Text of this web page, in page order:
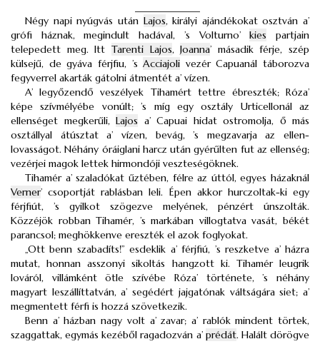
Négy napi nyúgvás után Lajos, királyi ajándékokat osztván a’
grófi háznak, megindult hadával, ’s Volturno’kies partjain
telepedett meg. Itt Tarenti Lajos,Joanna’ másadik férje, szép
külsejű, de gyáva férjfiu, ’sAcciajoli vezér Capuanál táborozva
fegyverrel akarták gátolni átmentét a’ vízen.
A’ legyőzendő veszélyek Tihamért tettre ébreszték; Róza’
képe szívmélyébe vonúlt; ’s míg egy osztály Urticellonál az
ellenséget megkerűli, Lajos a’ Capuai hidat ostromolja, ő más
osztállyal átúsztat a’ vízen, bevág, ’s megzavarja az ellen-
lovasságot. Néhány óráiglani harcz után gyérűlten fut az ellenség;
vezérjei magok lettek hirmondóji veszteségöknek.
Tihamér a’ szaladókat űztében, félre az úttól, egyes házaknál
Verner’ csoportját rablásban leli. Épen akkor hurczoltak-ki egy
férjfiút, ’s gyilkot szögezve melyének, pénzért únszolták.
Közzéjök robban Tihamér, ’s markában villogtatva vasát, békét
parancsol; meghökkenve ereszték el azok foglyokat.
„Ott benn szabadíts!” esdeklik a’ férjfiú, ’s reszketve a’ házra
mutat, honnan asszonyi sikoltás hangzott ki. Tihamér leugrik
lováról, villámként ötle szívébe Róza’ története, ’s néhány
magyart leszállíttatván, a’ segédért jajgatónak váltságára siet; a’
megmentett férfi is hozzá szövetkezik.
Benn a’ házban nagy volt a’ zavar; a’ rablók mindent törtek,
szaggattak, egymás kezéből ragadozván a’ prédát. Halált dörögve